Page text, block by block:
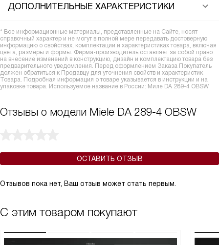
ДОПОЛНИТЕЛЬНЫЕ ХАРАКТЕРИСТИКИ
* Все информационные материалы, представленные на Сайте, носят
справочный характер и не могут в полной мере передавать достоверную
информацию о свойствах, комплектации и характеристиках товара, включая
цвета, размеры и формы. Фирма-производитель оставляет за собой право
на внесение изменений в конструкцию, дизайн и комплектацию товара без
предварительного уведомления. Перед оформлением Заказа Покупатель
должен обратиться к Продавцу для уточнения свойств и характеристик
Товара. Подробная информация о товаре указывается в инструкции и на
упаковке товара. Используемое название в России: Миле DA 289-4 OBSW
Отзывы о модели Miele DA 289-4 OBSW
ОСТАВИТЬ ОТЗЫВ
Отзывов пока нет, Ваш отзыв может стать первым.
С этим товаром покупают